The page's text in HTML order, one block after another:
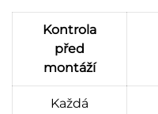
Kontrola
před
montáží
Každá